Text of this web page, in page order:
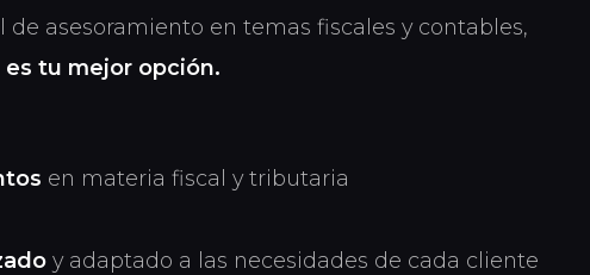
asesoramiento en temas fiscales y contables,
tu mejor opción.
en materia fiscal y tributaria
y adaptado a las necesidades de cada cliente